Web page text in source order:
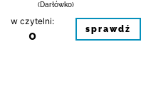
(Darłówko)
w czytelni:
0 sprawdź